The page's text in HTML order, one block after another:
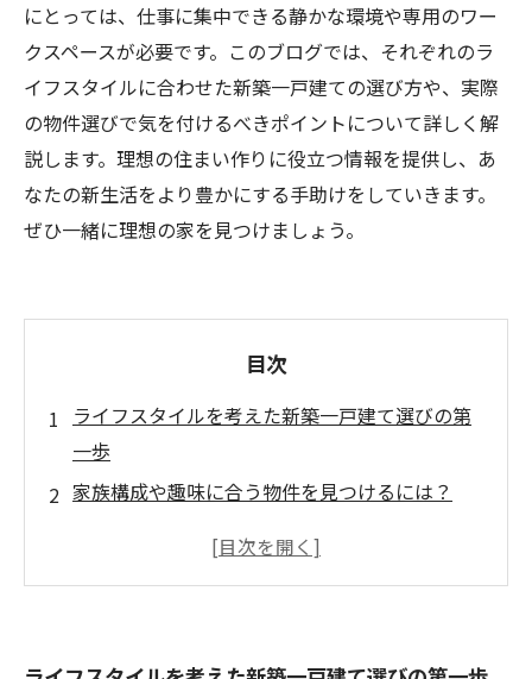
にとっては、仕事に集中できる静かな環境や専用のワー
クスペースが必要です。このブログでは、それぞれのラ
イフスタイルに合わせた新築一戸建ての選び方や、実際
の物件選びで気を付けるべきポイントについて詳しく解
説します。理想の住まい作りに役立つ情報を提供し、あ
なたの新生活をより豊かにする手助けをしていきます。
ぜひ一緒に理想の家を見つけましょう。
目次
ライフスタイルを考えた新築一戸建て選びの第
一歩
家族構成や趣味に合う物件を見つけるには？
子育て世代に最適な地域とは？